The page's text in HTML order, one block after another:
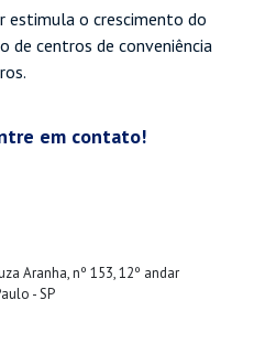
estimula o crescimento do
de centros de conveniência
em contato!
Aranha, nº 153, 12º andar
- SP